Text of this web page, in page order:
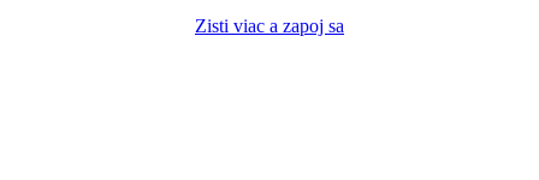
Zisti viac a zapoj sa